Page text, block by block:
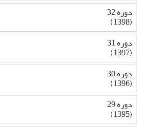
دوره 32
(1398)
دوره 31
(1397)
دوره 30
(1396)
دوره 29
(1395)